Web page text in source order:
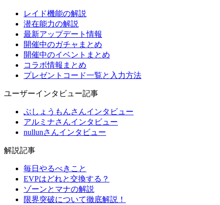
レイド機能の解説
潜在能力の解説
最新アップデート情報
開催中のガチャまとめ
開催中のイベントまとめ
コラボ情報まとめ
プレゼントコード一覧と入力方法
ユーザーインタビュー記事
ぶしょうもんさんインタビュー
アルミナさんインタビュー
nullunさんインタビュー
解説記事
毎日やるべきこと
EVPはどれと交換する？
ゾーンとマナの解説
限界突破について徹底解説！